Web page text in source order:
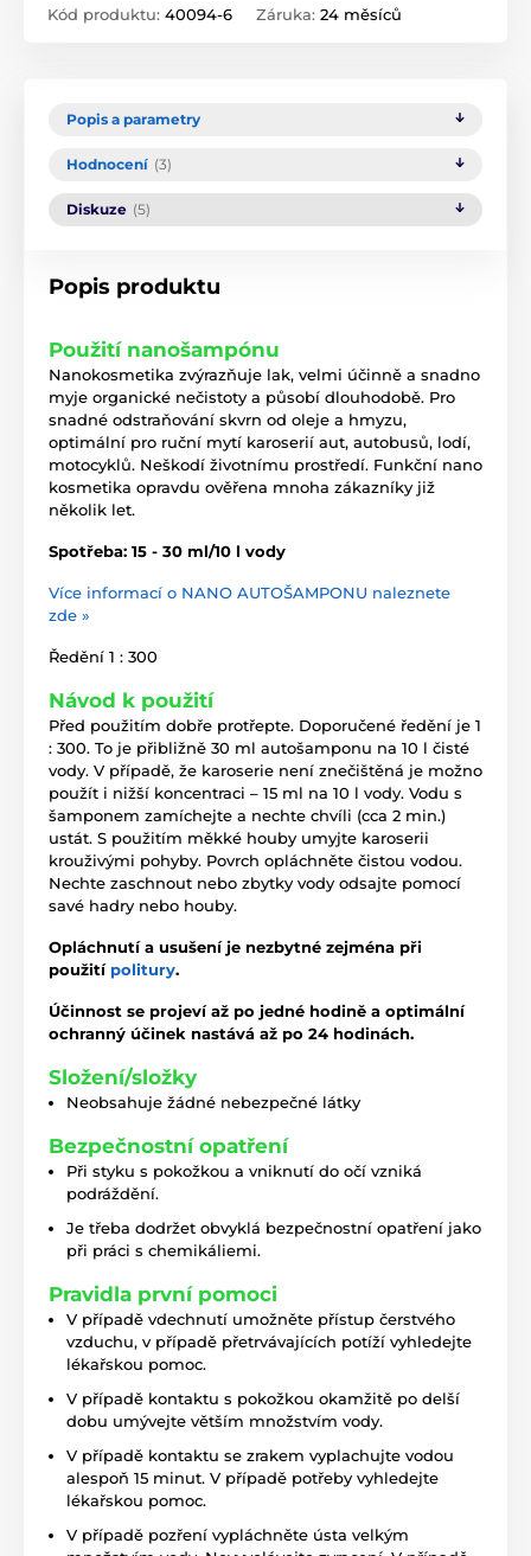
Kód produktu: 40094-6 Záruka: 24 měsíců
Popis a parametry
Hodnocení (3)
Diskuze (5)
Popis produktu
Použití nanošampónu
Nanokosmetika zvýrazňuje lak, velmi účinně a snadno
myje organické nečistoty a působí dlouhodobě. Pro
snadné odstraňování skvrn od oleje a hmyzu,
optimální pro ruční mytí karoserií aut, autobusů, lodí,
motocyklů. Neškodí životnímu prostředí. Funkční nano
kosmetika opravdu ověřena mnoha zákazníky již
několik let.
Spotřeba: 15 - 30 ml/10 l vody
Více informací o NANO AUTOŠAMPONU naleznete
zde »
Ředění 1 : 300
Návod k použití
Před použitím dobře protřepte. Doporučené ředění je 1
: 300. To je přibližně 30 ml autošamponu na 10 l čisté
vody. V případě, že karoserie není znečištěná je možno
použít i nižší koncentraci – 15 ml na 10 l vody. Vodu s
šamponem zamíchejte a nechte chvíli (cca 2 min.)
ustát. S použitím měkké houby umyjte karoserii
krouživými pohyby. Povrch opláchněte čistou vodou.
Nechte zaschnout nebo zbytky vody odsajte pomocí
savé hadry nebo houby.
Opláchnutí a usušení je nezbytné zejména při
použití politury.
Účinnost se projeví až po jedné hodině a optimální
ochranný účinek nastává až po 24 hodinách.
Složení/složky
Neobsahuje žádné nebezpečné látky
Bezpečnostní opatření
Při styku s pokožkou a vniknutí do očí vzniká
podráždění.
Je třeba dodržet obvyklá bezpečnostní opatření jako
při práci s chemikáliemi.
Pravidla první pomoci
V případě vdechnutí umožněte přístup čerstvého
vzduchu, v případě přetrvávajících potíží vyhledejte
lékařskou pomoc.
V případě kontaktu s pokožkou okamžitě po delší
dobu umývejte větším množstvím vody.
V případě kontaktu se zrakem vyplachujte vodou
alespoň 15 minut. V případě potřeby vyhledejte
lékařskou pomoc.
V případě pozření vypláchněte ústa velkým